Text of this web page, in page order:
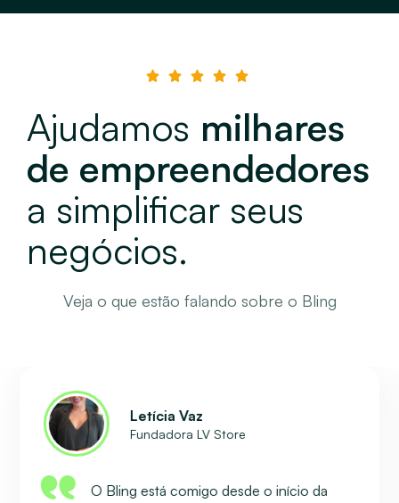
Ajudamos milhares
de empreendedores
a simplificar seus
negócios.
Veja o que estão falando sobre o Bling
Letícia Vaz
Fundadora LV Store
O Bling está comigo desde o início da